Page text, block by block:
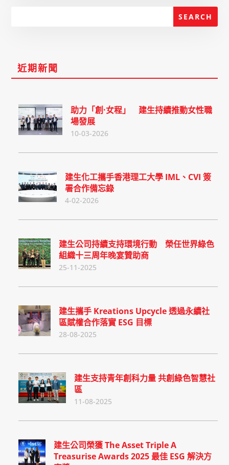
近期新聞
助力「創·女程」 建生持續推動女性職
場發展
10-03-2026
建生化工攜手香港理工大學 IML、CVI 簽
署合作備忘錄
4-02-2026
建生公司持續支持環境行動 榮任世界綠色
組織十三周年晚宴贊助商
25-11-2025
建生攜手 Kreations Upcycle 透過永續社
區賦權合作落實 ESG 目標
28-08-2025
建生支持青年創科力量 共創綠色智慧社
區
11-08-2025
建生公司榮獲 The Asset Triple A
Treasurise Awards 2025 最佳 ESG 解決方